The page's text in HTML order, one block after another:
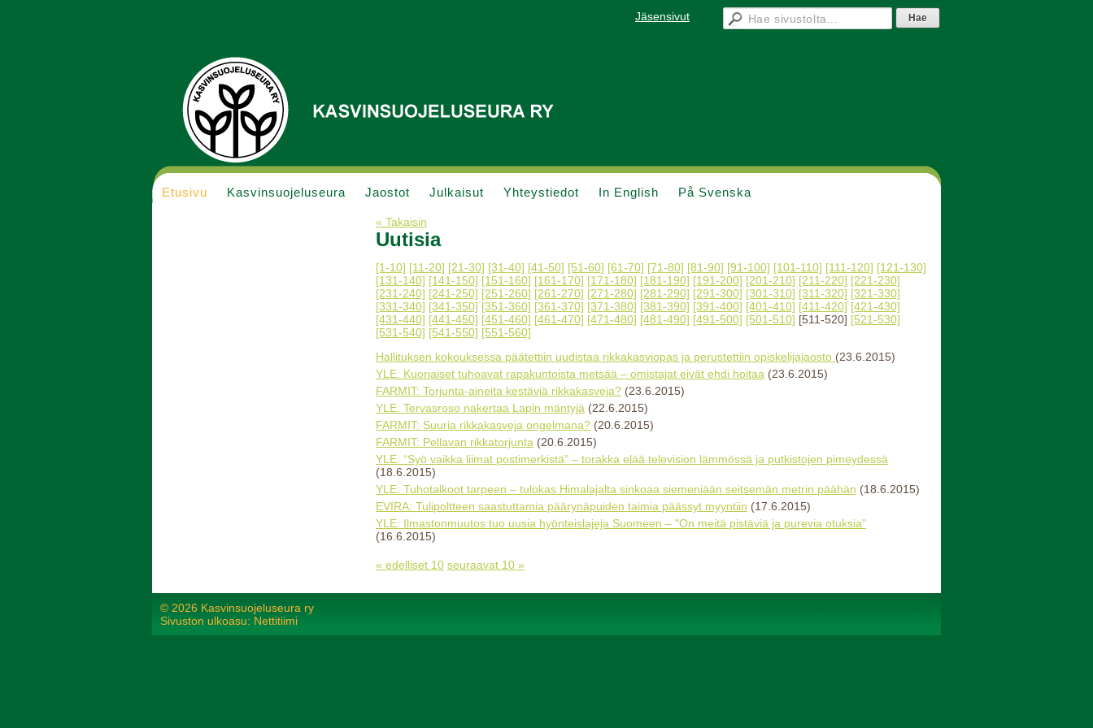
Jäsensivut
Etusivu Kasvinsuojeluseura Jaostot Julkaisut Yhteystiedot In English På Svenska
« Takaisin
Uutisia
[1-10] [11-20] [21-30] [31-40] [41-50] [51-60] [61-70] [71-80] [81-90] [91-100] [101-110] [111-120] [121-130]
[131-140] [141-150] [151-160] [161-170] [171-180] [181-190] [191-200] [201-210] [211-220] [221-230]
[231-240] [241-250] [251-260] [261-270] [271-280] [281-290] [291-300] [301-310] [311-320] [321-330]
[331-340] [341-350] [351-360] [361-370] [371-380] [381-390] [391-400] [401-410] [411-420] [421-430]
[431-440] [441-450] [451-460] [461-470] [471-480] [481-490] [491-500] [501-510] [511-520] [521-530]
[531-540] [541-550] [551-560]
Hallituksen kokouksessa päätettiin uudistaa rikkakasviopas ja perustettiin opiskelijajaosto (23.6.2015)
YLE: Kuoriaiset tuhoavat rapakuntoista metsää – omistajat eivät ehdi hoitaa (23.6.2015)
FARMIT: Torjunta-aineita kestäviä rikkakasveja? (23.6.2015)
YLE: Tervasroso nakertaa Lapin mäntyjä (22.6.2015)
FARMIT: Suuria rikkakasveja ongelmana? (20.6.2015)
FARMIT: Pellavan rikkatorjunta (20.6.2015)
YLE: “Syö vaikka liimat postimerkistä” – torakka elää television lämmössä ja putkistojen pimeydessä
(18.6.2015)
YLE: Tuhotalkoot tarpeen – tulokas Himalajalta sinkoaa siemeniään seitsemän metrin päähän (18.6.2015)
EVIRA: Tulipoltteen saastuttamia päärynäpuiden taimia päässyt myyntiin (17.6.2015)
YLE: Ilmastonmuutos tuo uusia hyönteislajeja Suomeen – "On meitä pistäviä ja purevia otuksia"
(16.6.2015)
« edelliset 10 seuraavat 10 »
© 2026 Kasvinsuojeluseura ry
Sivuston ulkoasu: Nettitiimi